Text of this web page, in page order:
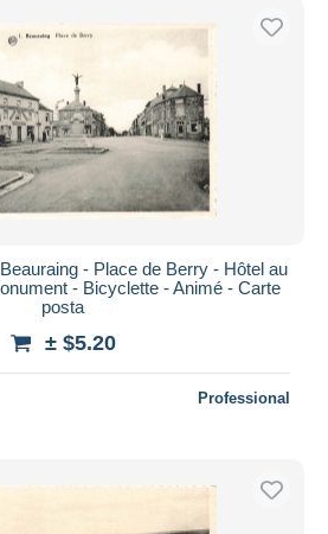
- Place de Berry - Hôtel au
- Bicyclette - Animé - Carte
posta
± $5.20
Professional